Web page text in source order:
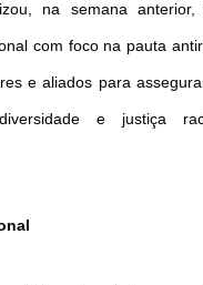
na semana
com foco na pauta
e aliados para
e justiça